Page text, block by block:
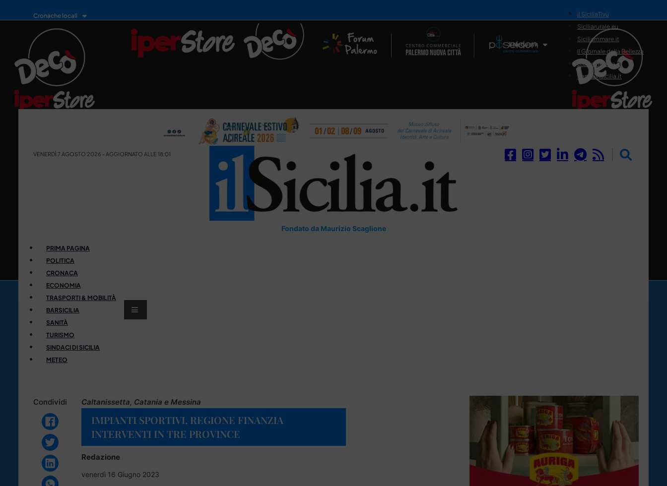
Cronache locali
Il Network
il SiciliaTivù
Siciliarurale.eu
Siciliammare.it
Il Giornale della Bellezza
Siciliamedica.it
Sanitainsicilia.it
VENERDÌ 7 AGOSTO 2026 - AGGIORNATO ALLE 18:01
Fondato da Maurizio Scaglione
PRIMA PAGINA
POLITICA
CRONACA
ECONOMIA
TRASPORTI & MOBILITÀ
BARSICILIA
SANITÀ
TURISMO
SINDACI DI SICILIA
METEO
Condividi Caltanissetta, Catania e Messina
IMPIANTI SPORTIVI, REGIONE FINANZIA
INTERVENTI IN TRE PROVINCE
Redazione
venerdì 16 Giugno 2023